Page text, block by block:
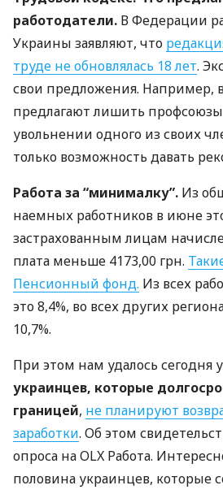
работодатели. В Федерации
Украины заявляют, что
труде не обновлялась 18 лет.
свои предложения. Например,
предлагают лишить профсоюзы
увольнении одного из своих
только возможность давать
Работа за “минималку”. Из
наемных работников в июне
застрахованным лицам
плата меньше 4173,00 грн.
Пенсионный фонд. Из всех
это 8,4%, во всех других
10,7%.
При этом нам удалось сегодня
украинцев, которые
границей, не планируют
заработки. Об этом
опроса наOLX Работа.
половина украинцев, которые